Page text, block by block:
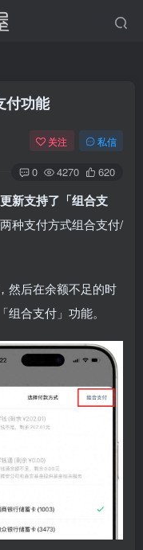
付功能
关注 私信
0 4270 620
新支持了「组合支
种支付方式组合支付/
然后在余额不足的时
合支付」功能。